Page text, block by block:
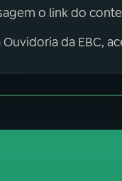
o link do
da EBC,